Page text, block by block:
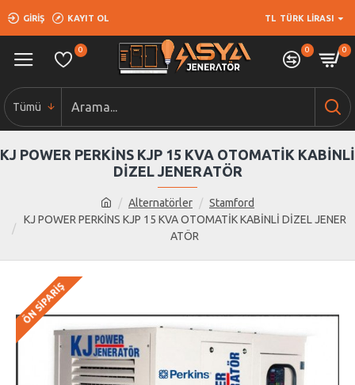
GIRIŞ KAYIT OL TL TÜRK LIRASI
0 0 0
Tümü
Alternatörler
Stamford
KJ POWER PERKİNS KJP 15 KVA OTOMATİK KABİNLİ DİZEL JENER
ATÖR
KJ POWER PERKİNS KJP 15 KVA OTOMATİK KABİNLİ
DİZEL JENERATÖR
ÖN SIPARIŞ